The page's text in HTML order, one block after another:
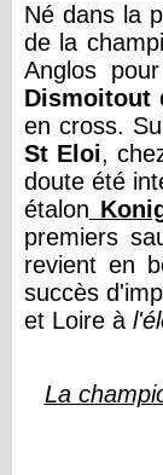
Né dans la
de la
Anglos
Dismoitout
en cross.
St Eloi,
doute été
étalon
premiers
revient en
succès
et Loire à
La